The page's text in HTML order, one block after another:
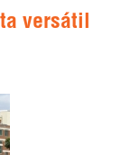
versátil